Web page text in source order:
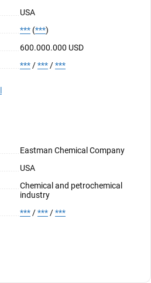
USA
*** (***)
600.000.000 USD
*** /*** /***
Eastman Chemical Company
USA
Chemical and petrochemical
industry
*** /*** /***